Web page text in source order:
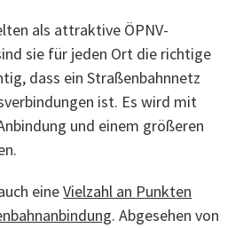
als attraktive ÖPNV-
sie für jeden Ort die richtige
dass ein Straßenbahnnetz
ist. Es wird mit
und einem größeren
eineVielzahl an Punkten
. Abgesehen von